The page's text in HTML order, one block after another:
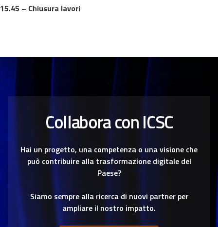
15.45 – Chiusura lavori
Collabora con ICSC
Hai un progetto, una competenza o una visione che
può contribuire alla trasformazione digitale del
Paese?
Siamo sempre alla ricerca di nuovi partner per
ampliare il nostro impatto.